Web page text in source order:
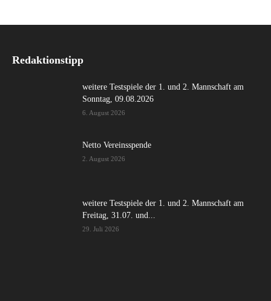
Redaktionstipp
weitere Testspiele der 1. und 2. Mannschaft am
Sonntag, 09.08.2026
6. August 2026
Netto Vereinsspende
2. August 2026
weitere Testspiele der 1. und 2. Mannschaft am
Freitag, 31.07. und...
29. Juli 2026